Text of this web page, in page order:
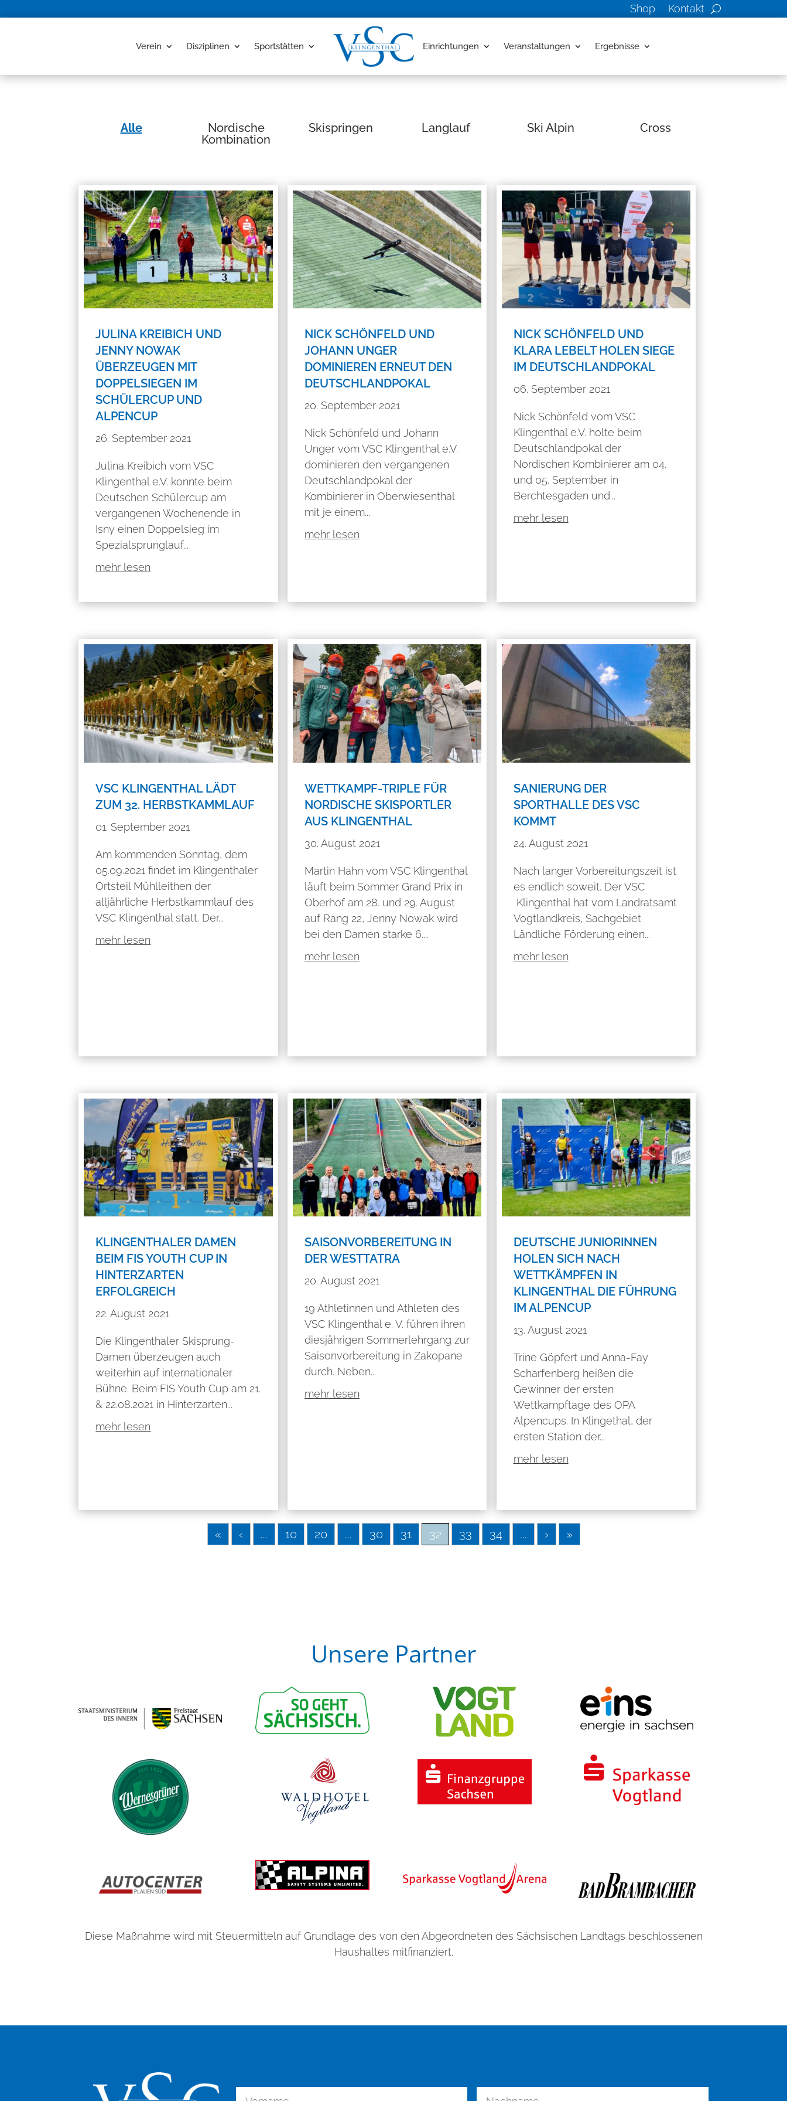
Shop Kontakt
Verein Disziplinen Sportstätten Einrichtungen Veranstaltungen Ergebnisse
Alle
Nordische
Kombination
Skispringen Langlauf Ski Alpin Cross
JULINA KREIBICH UND
JENNY NOWAK
ÜBERZEUGEN MIT
DOPPELSIEGEN IM
SCHÜLERCUP UND
ALPENCUP
26. September 2021
Julina Kreibich vom VSC
Klingenthal e.V. konnte beim
Deutschen Schülercup am
vergangenen Wochenende in
Isny einen Doppelsieg im
Spezialsprunglauf...
mehr lesen
VSC KLINGENTHAL LÄDT
ZUM 32. HERBSTKAMMLAUF
01. September 2021
Am kommenden Sonntag, dem
05.09.2021 findet im Klingenthaler
Ortsteil Mühlleithen der
alljährliche Herbstkammlauf des
VSC Klingenthal statt. Der...
mehr lesen
KLINGENTHALER DAMEN
BEIM FIS YOUTH CUP IN
HINTERZARTEN
ERFOLGREICH
22. August 2021
Die Klingenthaler Skisprung-
Damen überzeugen auch
weiterhin auf internationaler
Bühne. Beim FIS Youth Cup am 21.
& 22.08.2021 in Hinterzarten...
mehr lesen
NICK SCHÖNFELD UND
JOHANN UNGER
DOMINIEREN ERNEUT DEN
DEUTSCHLANDPOKAL
20. September 2021
Nick Schönfeld und Johann
Unger vom VSC Klingenthal e.V.
dominieren den vergangenen
Deutschlandpokal der
Kombinierer in Oberwiesenthal
mit je einem...
mehr lesen
WETTKAMPF-TRIPLE FÜR
NORDISCHE SKISPORTLER
AUS KLINGENTHAL
30. August 2021
Martin Hahn vom VSC Klingenthal
läuft beim Sommer Grand Prix in
Oberhof am 28. und 29. August
auf Rang 22, Jenny Nowak wird
bei den Damen starke 6....
mehr lesen
SAISONVORBEREITUNG IN
DER WESTTATRA
20. August 2021
19 Athletinnen und Athleten des
VSC Klingenthal e. V. führen ihren
diesjährigen Sommerlehrgang zur
Saisonvorbereitung in Zakopane
durch. Neben...
mehr lesen
NICK SCHÖNFELD UND
KLARA LEBELT HOLEN SIEGE
IM DEUTSCHLANDPOKAL
06. September 2021
Nick Schönfeld vom VSC
Klingenthal e.V. holte beim
Deutschlandpokal der
Nordischen Kombinierer am 04.
und 05. September in
Berchtesgaden und...
mehr lesen
SANIERUNG DER
SPORTHALLE DES VSC
KOMMT
24. August 2021
Nach langer Vorbereitungszeit ist
es endlich soweit. Der VSC
Klingenthal hat vom Landratsamt
Vogtlandkreis, Sachgebiet
Ländliche Förderung einen...
mehr lesen
DEUTSCHE JUNIORINNEN
HOLEN SICH NACH
WETTKÄMPFEN IN
KLINGENTHAL DIE FÜHRUNG
IM ALPENCUP
13. August 2021
Trine Göpfert und Anna-Fay
Scharfenberg heißen die
Gewinner der ersten
Wettkampftage des OPA
Alpencups. In Klingethal, der
ersten Station der...
mehr lesen
« ‹ ... 10 20 ... 30 31 32 33 34 ... › »
Unsere Partner
Diese Maßnahme wird mit Steuermitteln auf Grundlage des von den Abgeordneten des Sächsischen Landtags beschlossenen
Haushaltes mitfinanziert.